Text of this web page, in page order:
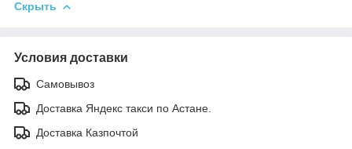
Скрыть
Условия доставки
Самовывоз
Доставка Яндекс такси по Астане.
Доставка Казпочтой